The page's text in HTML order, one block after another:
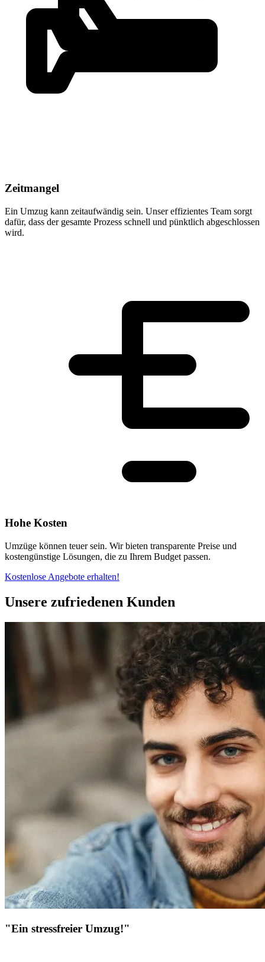
Zeitmangel
Ein Umzug kann zeitaufwändig sein. Unser effizientes Team sorgt
dafür, dass der gesamte Prozess schnell und pünktlich abgeschlossen
wird.
Hohe Kosten
Umzüge können teuer sein. Wir bieten transparente Preise und
kostengünstige Lösungen, die zu Ihrem Budget passen.
Kostenlose Angebote erhalten!
Unsere zufriedenen Kunden
"Ein stressfreier Umzug!"